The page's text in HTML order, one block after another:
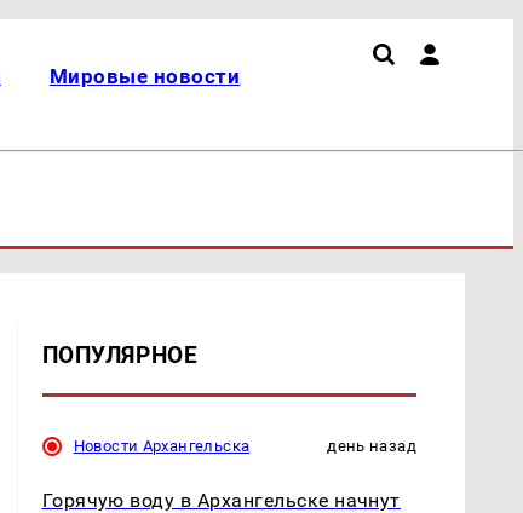
Мировые новости
ПОПУЛЯРНОЕ
Новости Архангельска день назад
Горячую воду в Архангельске начнут